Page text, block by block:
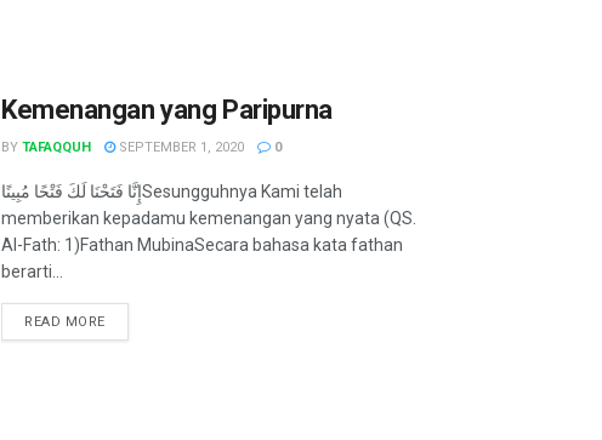
Kemenangan yang Paripurna
BY TAFAQQUH SEPTEMBER 1, 2020 0
إِنَّا فَتَحْنَا لَكَ فَتْحًا مُبِينًاSesungguhnya Kami telah
memberikan kepadamu kemenangan yang nyata (QS.
Al-Fath: 1)Fathan MubinaSecara bahasa kata fathan
berarti...
READ MORE